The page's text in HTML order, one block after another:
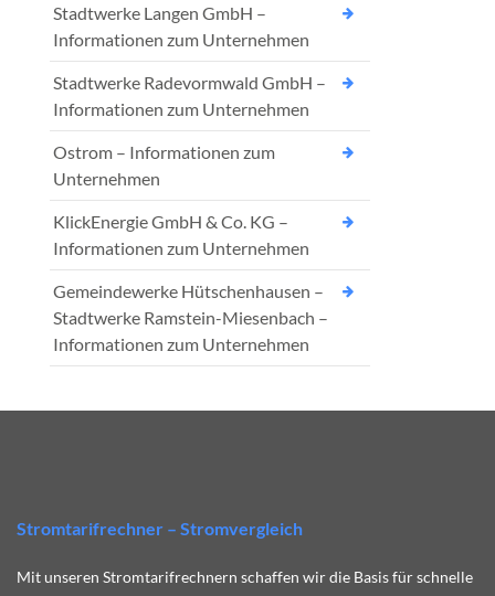
Stadtwerke Langen GmbH –
Informationen zum Unternehmen
Stadtwerke Radevormwald GmbH –
Informationen zum Unternehmen
Ostrom – Informationen zum
Unternehmen
KlickEnergie GmbH & Co. KG –
Informationen zum Unternehmen
Gemeindewerke Hütschenhausen –
Stadtwerke Ramstein-Miesenbach –
Informationen zum Unternehmen
Stromtarifrechner – Stromvergleich
Mit unseren Stromtarifrechnern schaffen wir die Basis für schnelle